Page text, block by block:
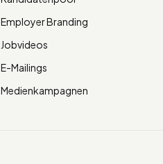
Employer Branding
Jobvideos
E-Mailings
Medienkampagnen